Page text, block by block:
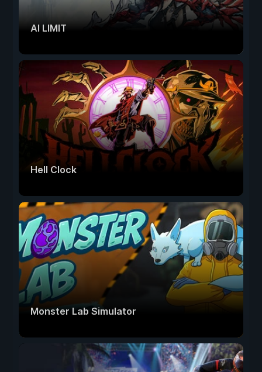
AI LIMIT
Hell Clock
Monster Lab Simulator